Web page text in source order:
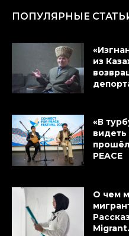
ПОПУЛЯРНЫЕ
из
«В
видеть
прошёл
PEACE
О чем